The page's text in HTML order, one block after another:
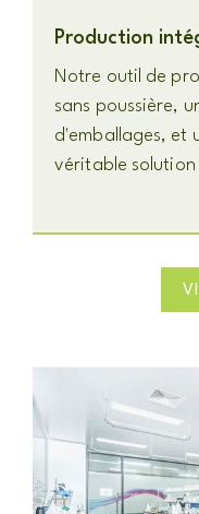
Production
Notre outil de
sans poussière,
d'emballages, et
véritable